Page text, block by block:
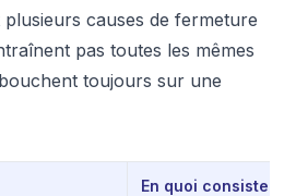
causes de fermeture
pas toutes les mêmes
toujours sur une
En quoi consiste-t-